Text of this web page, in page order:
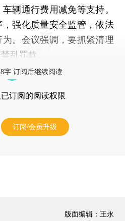
辆通行费用减免等支持。
强化质量安全监管，依法
。会议强调，要抓紧清理
乱罚款。
字 订阅后继续阅读
订阅的阅读权限
订阅/会员升级
版面编辑：王永